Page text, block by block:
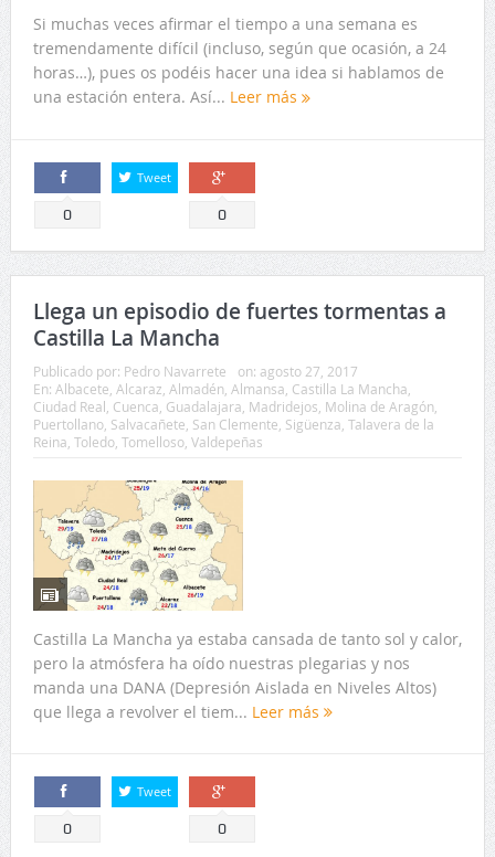
Comparte
0
Tweet
Comparte
0
Llega un episodio de fuertes tormentas a
Castilla La Mancha
Publicado por: Pedro Navarrete on:
agosto 27, 2017
En:Albacete,Alcaraz,Almadén,Almansa,Castilla La Mancha,
Puertollano ,Salvacañete, San Clemente,Sigüenza, Talavera de la
Reina,Toledo, Tomelloso,Valdepeñas
Castilla La Mancha ya estaba cansada de tanto sol y calor,
pero la atmósfera ha oído nuestras plegarias y nos
manda una DANA (Depresión Aislada en Niveles Altos)
que llega a revolver el tiem...
Comparte
0
Tweet
Comparte
0
Caza de tormentas 07/07/17